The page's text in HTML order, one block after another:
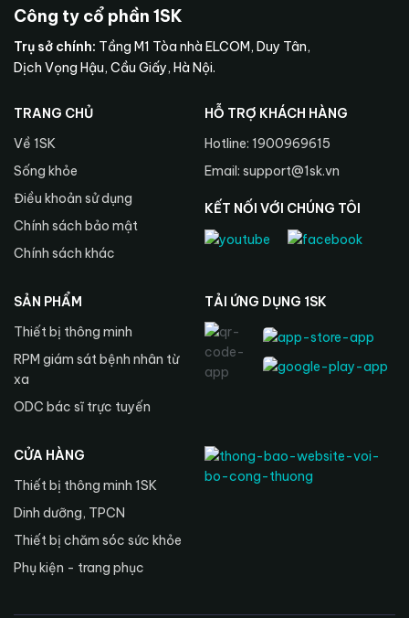
Công ty cổ phần 1SK
Trụ sở chính: Tầng M1 Tòa nhà ELCOM, Duy Tân,
Dịch Vọng Hậu, Cầu Giấy, Hà Nội.
TRANG CHỦ
Về 1SK
Sống khỏe
Điều khoản sử dụng
Chính sách bảo mật
Chính sách khác
HỖ TRỢ KHÁCH HÀNG
Hotline: 1900969615
Email: support@1sk.vn
KẾT NỐI VỚI CHÚNG TÔI
SẢN PHẨM
Thiết bị thông minh
RPM giám sát bệnh nhân từ
xa
ODC bác sĩ trực tuyến
TẢI ỨNG DỤNG 1SK
CỬA HÀNG
Thiết bị thông minh 1SK
Dinh dưỡng, TPCN
Thiết bị chăm sóc sức khỏe
Phụ kiện - trang phục